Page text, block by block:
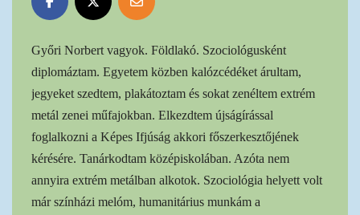
Győri Norbert vagyok. Földlakó. Szociológusként
diplomáztam. Egyetem közben kalózcédéket árultam,
jegyeket szedtem, plakátoztam és sokat zenéltem extrém
metál zenei műfajokban. Elkezdtem újságírással
foglalkozni a Képes Ifjúság akkori főszerkesztőjének
kérésére. Tanárkodtam középiskolában. Azóta nem
annyira extrém metálban alkotok. Szociológia helyett volt
már színházi melóm, humanitárius munkám a